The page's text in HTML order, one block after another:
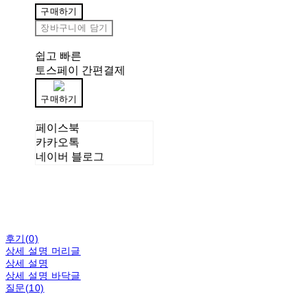
구매하기
장바구니에 담기
쉽고 빠른
토스페이 간편결제
구매하기
페이스북
카카오톡
네이버 블로그
후기(0)
상세 설명 머리글
상세 설명
상세 설명 바닥글
질문(10)